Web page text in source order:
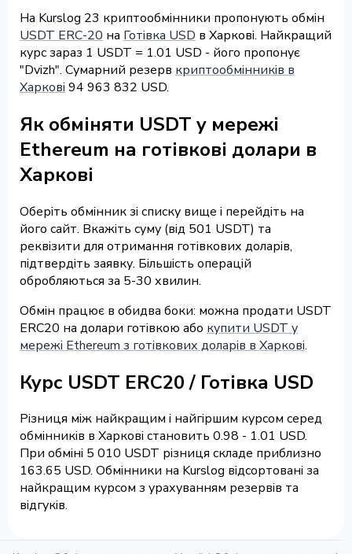
На Kurslog 23 криптообмінники пропонують обмін
USDT ERC-20 на Готівка USD в Харкові. Найкращий
курс зараз 1 USDT = 1.01 USD - його пропонує
"Dvizh". Сумарний резерв криптообмінників в
Харкові 94 963 832 USD.
Як обміняти USDT у мережі
Ethereum на готівкові долари в
Харкові
Оберіть обмінник зі списку вище і перейдіть на
його сайт. Вкажіть суму (від 501 USDT) та
реквізити для отримання готівкових доларів,
підтвердіть заявку. Більшість операцій
обробляються за 5-30 хвилин.
Обмін працює в обидва боки: можна продати USDT
ERC20 на долари готівкою або купити USDT у
мережі Ethereum з готівкових доларів в Харкові.
Курс USDT ERC20 / Готівка USD
Різниця між найкращим і найгіршим курсом серед
обмінників в Харкові становить 0.98 - 1.01 USD.
При обміні 5 010 USDT різниця складе приблизно
163.65 USD. Обмінники на Kurslog відсортовані за
найкращим курсом з урахуванням резервів та
відгуків.